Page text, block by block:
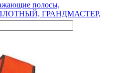
полосы,
ГРАНДМАСТЕР,